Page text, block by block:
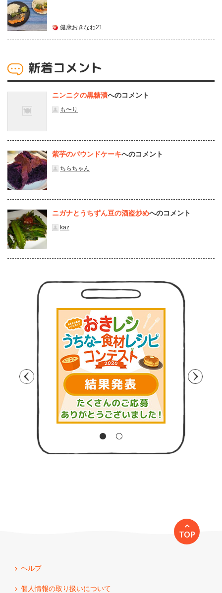
健康おきなわ21
新着コメント
ニンニクの黒糖漬へのコメント
も〜り
紫芋のパウンドケーキへのコメント
ちらちゃん
ニガナとうちずん豆の酒盗炒めへのコメント
kaz
TOP
ヘルプ
個人情報の取り扱いについて